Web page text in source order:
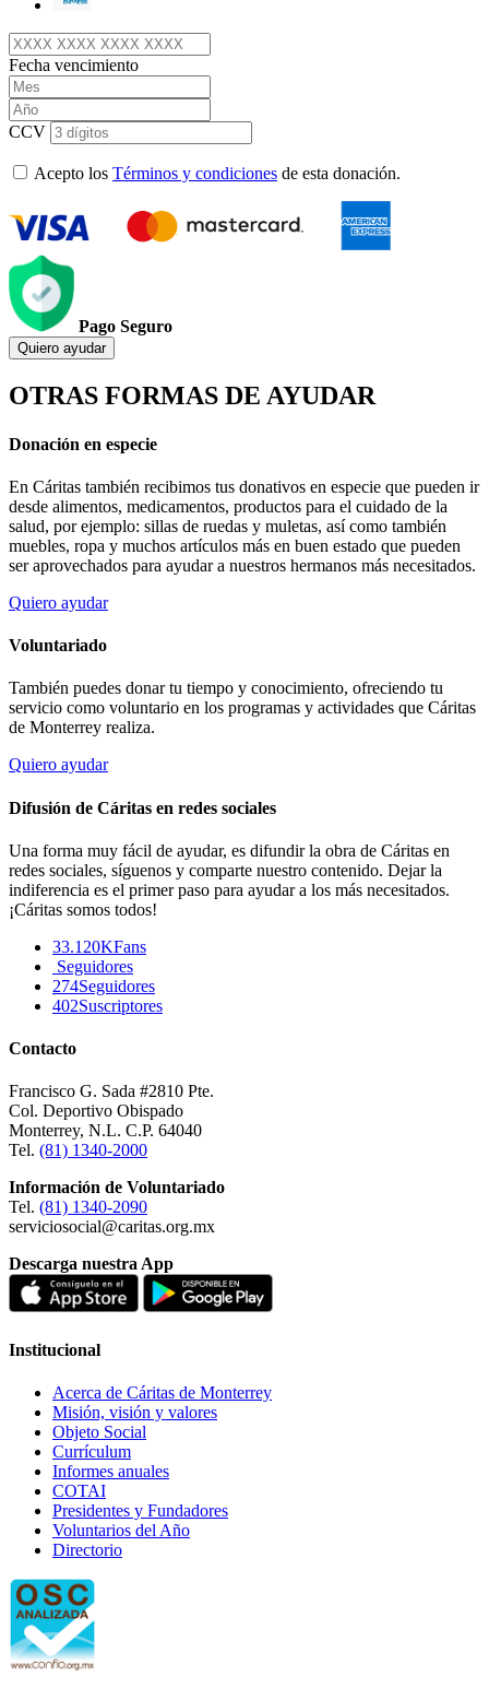
Fecha vencimiento
CCV
Acepto los Términos y condiciones de esta donación.
Pago Seguro
Quiero ayudar
OTRAS FORMAS DE AYUDAR
Donación en especie
En Cáritas también recibimos tus donativos en especie que pueden ir
desde alimentos, medicamentos, productos para el cuidado de la
salud, por ejemplo: sillas de ruedas y muletas, así como también
muebles, ropa y muchos artículos más en buen estado que pueden
ser aprovechados para ayudar a nuestros hermanos más necesitados.
Quiero ayudar
Voluntariado
También puedes donar tu tiempo y conocimiento, ofreciendo tu
servicio como voluntario en los programas y actividades que Cáritas
de Monterrey realiza.
Quiero ayudar
Difusión de Cáritas en redes sociales
Una forma muy fácil de ayudar, es difundir la obra de Cáritas en
redes sociales, síguenos y comparte nuestro contenido. Dejar la
indiferencia es el primer paso para ayudar a los más necesitados.
¡Cáritas somos todos!
33.120KFans
Seguidores
274Seguidores
402Suscriptores
Contacto
Francisco G. Sada #2810 Pte.
Col. Deportivo Obispado
Monterrey, N.L. C.P. 64040
Tel. (81) 1340-2000
Información de Voluntariado
Tel. (81) 1340-2090
serviciosocial@caritas.org.mx
Descarga nuestra App
Institucional
Acerca de Cáritas de Monterrey
Misión, visión y valores
Objeto Social
Currículum
Informes anuales
COTAI
Presidentes y Fundadores
Voluntarios del Año
Directorio